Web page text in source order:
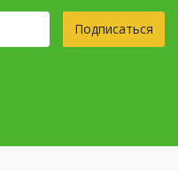
Подписаться